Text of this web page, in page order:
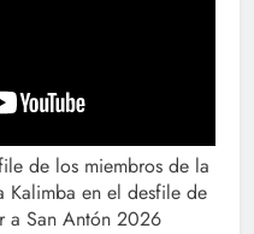
de los miembros de la
Kalimba en el desfile de
a San Antón 2026